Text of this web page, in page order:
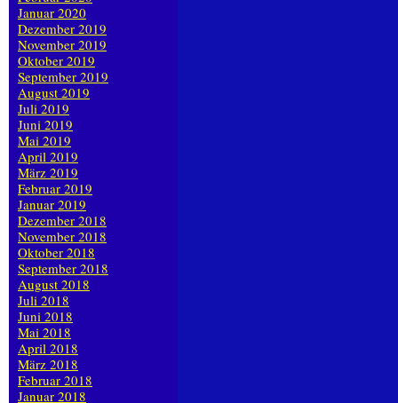
Januar 2020
Dezember 2019
November 2019
Oktober 2019
September 2019
August 2019
Juli 2019
Juni 2019
Mai 2019
April 2019
März 2019
Februar 2019
Januar 2019
Dezember 2018
November 2018
Oktober 2018
September 2018
August 2018
Juli 2018
Juni 2018
Mai 2018
April 2018
März 2018
Februar 2018
Januar 2018